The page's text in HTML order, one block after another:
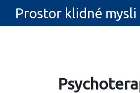
Prostor klidné mysli